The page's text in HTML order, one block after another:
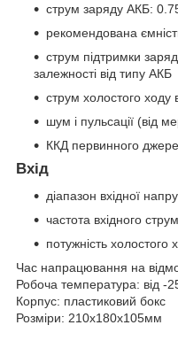
струм заряду АКБ:
рекомендована
струм підтримки
залежності від типу АКБ
струм холостого
шум і пульсації (від
ККД первинного
Вхід
діапазон вхідної
частота вхідного
потужність холостого
Час напрацювання на
Робоча температура: від -
Корпус: пластиковий бокс
Розміри: 210х180х105мм